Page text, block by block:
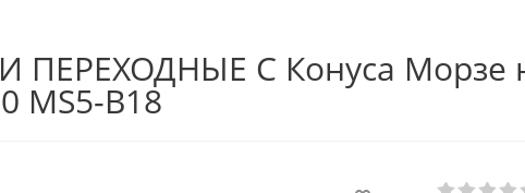
ПЕРЕХОДНЫЕ С Конуса Морзе
MS5-B18